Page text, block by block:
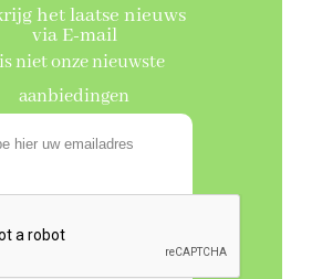
het laatse nieuws
via E-mail
niet onze nieuwste
aanbiedingen